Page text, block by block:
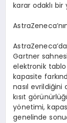
karar odaklı bir
AstraZeneca’nı
AstraZeneca’
Gartner
elektronik
kapasite farkı
nasıl evrildiğini
kısıt görünürl
yönetimi,
genelinde sonu